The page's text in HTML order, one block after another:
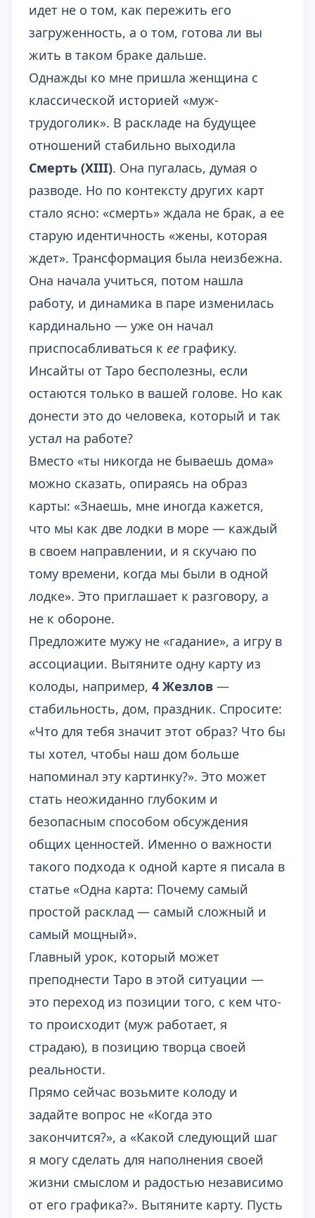
идет не о том, как пережить его
загруженность, а о том, готова ли вы
жить в таком браке дальше.
Однажды ко мне пришла женщина с
классической историей «муж-
трудоголик». В раскладе на будущее
отношений стабильно выходила
Смерть (XIII). Она пугалась, думая о
разводе. Но по контексту других карт
стало ясно: «смерть» ждала не брак, а ее
старую идентичность «жены, которая
ждет». Трансформация была неизбежна.
Она начала учиться, потом нашла
работу, и динамика в паре изменилась
кардинально — уже он начал
приспосабливаться к ее графику.
Инсайты от Таро бесполезны, если
остаются только в вашей голове. Но как
донести это до человека, который и так
устал на работе?
Вместо «ты никогда не бываешь дома»
можно сказать, опираясь на образ
карты: «Знаешь, мне иногда кажется,
что мы как две лодки в море — каждый
в своем направлении, и я скучаю по
тому времени, когда мы были в одной
лодке». Это приглашает к разговору, а
не к обороне.
Предложите мужу не «гадание», а игру в
ассоциации. Вытяните одну карту из
колоды, например, 4 Жезлов —
стабильность, дом, праздник. Спросите:
«Что для тебя значит этот образ? Что бы
ты хотел, чтобы наш дом больше
напоминал эту картинку?». Это может
стать неожиданно глубоким и
безопасным способом обсуждения
общих ценностей. Именно о важности
такого подхода к одной карте я писала в
статье «Одна карта: Почему самый
простой расклад — самый сложный и
самый мощный».
Главный урок, который может
преподнести Таро в этой ситуации —
это переход из позиции того, с кем что-
то происходит (муж работает, я
страдаю), в позицию творца своей
реальности.
Прямо сейчас возьмите колоду и
задайте вопрос не «Когда это
закончится?», а «Какой следующий шаг
я могу сделать для наполнения своей
жизни смыслом и радостью независимо
от его графика?». Вытяните карту. Пусть